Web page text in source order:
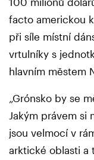
facto americkou
při síle místní
vrtulníky s
hlavním městem
„Grónsko by se
Jakým právem si
jsou velmocí v
arktické oblasti a